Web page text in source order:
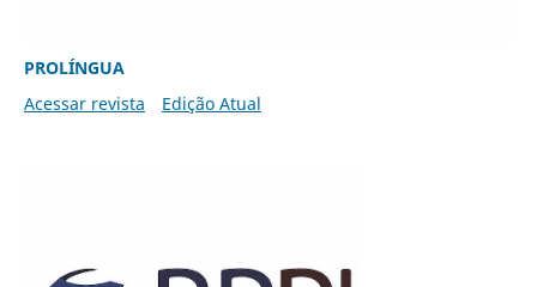
PROLÍNGUA
Acessar revista
Edição Atual